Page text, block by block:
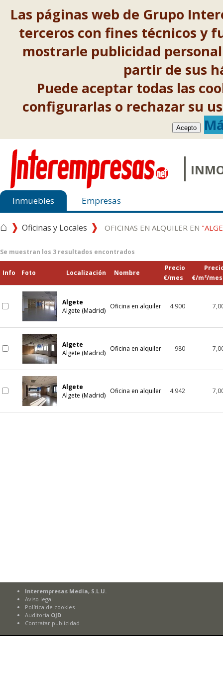
Las páginas web de Grupo
terceros con fines técnicos y
mostrarle publicidad
partir de sus
Puede aceptar todas las
configurarlas o rechazar su
Acepto
Inmuebles Empresas
⌂ Oficinas y Locales OFICINAS EN ALQUILER EN
Se muestran los 3 resultados encontrados
Info Foto Localización Nombre
Precio
€/mes
€/m²/mes
Algete
Algete (Madrid)
Oficina en alquiler 4.900
Algete
Algete (Madrid)
Oficina en alquiler 980
Algete
Algete (Madrid)
Oficina en alquiler 4.942
Interempresas Media, S.L.U.
Aviso legal
Política de cookies
Auditoría OJD
Contratar publicidad